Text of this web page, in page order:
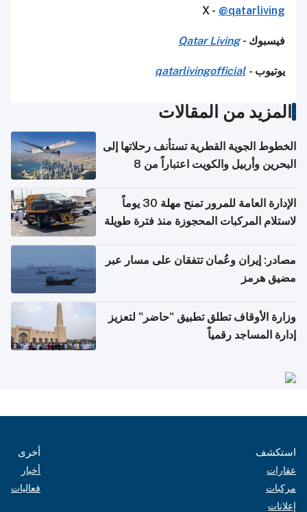
X - @qatarliving
فيسبوك -Qatar Living
يوتيوب-
qatarlivingofficial
المزيد من المقالات
الخطوط الجوية القطرية تستأنف رحلاتها إلى
البحرين وأربيل والكويت اعتباراً من 8
الإدارة العامة للمرور تمنح مهلة 30 يوماً
لاستلام المركبات المحجوزة منذ فترة طويلة
مصادر: إيران وعُمان تتفقان على مسار عبر
مضيق هرمز
وزارة الأوقاف تطلق تطبيق "حاضر" لتعزيز
إدارة المساجد رقمياً
استكشف
عقارات
مركبات
إعلانات
أخرى
أخبار
فعاليات